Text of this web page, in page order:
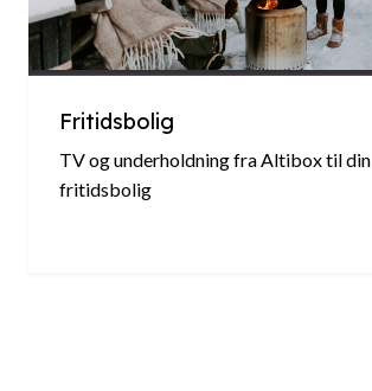
Fritidsbolig
TV og underholdning fra Altibox til din
fritidsbolig